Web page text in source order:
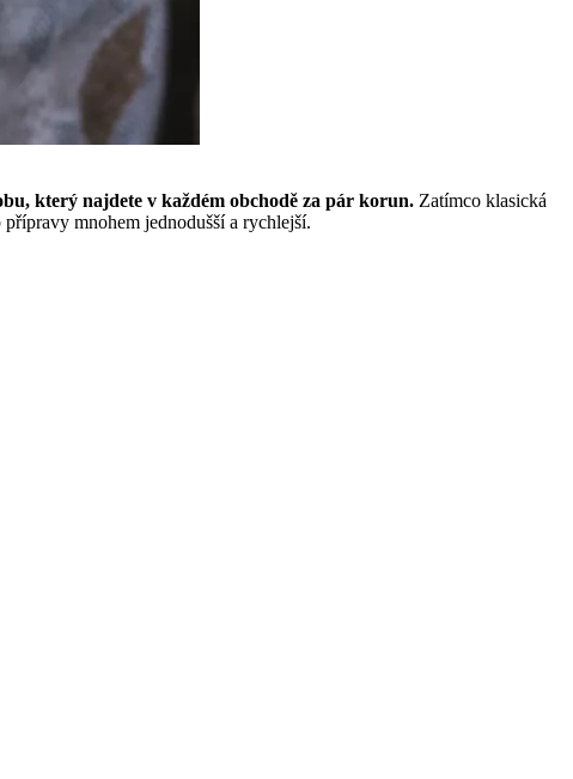
který najdete v každém obchodě za pár korun. Zatímco klasická
mnohem jednodušší a rychlejší.